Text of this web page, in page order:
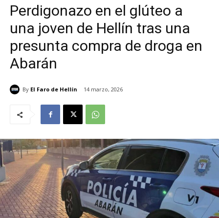
Perdigonazo en el glúteo a
una joven de Hellín tras una
presunta compra de droga en
Abarán
By El Faro de Hellín 14 marzo, 2026